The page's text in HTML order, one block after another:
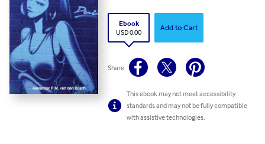
Ebook
USD 0.00
Add to Cart
Share
This ebook may not meet accessibility
standards and may not be fully compatible
with assistive technologies.